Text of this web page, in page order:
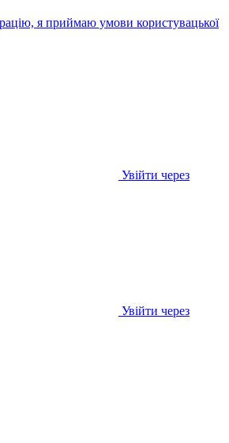
я приймаю умови користувацької
Увійти через
Увійти через